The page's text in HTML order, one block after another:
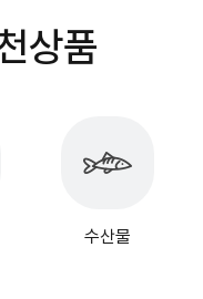
상품
수산물